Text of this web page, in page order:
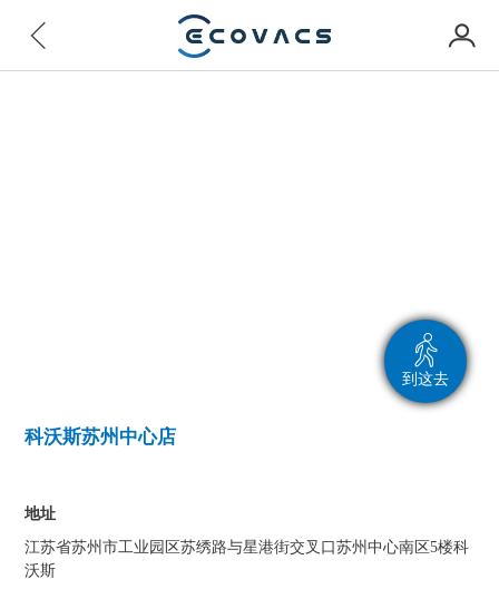
到这去
科沃斯苏州中心店
地址
江苏省苏州市工业园区苏绣路与星港街交叉口苏州中心南区5楼科
沃斯